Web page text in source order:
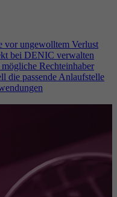
vor ungewolltem Verlust
bei DENIC verwalten
Rechteinhaber
die passende Anlaufstelle